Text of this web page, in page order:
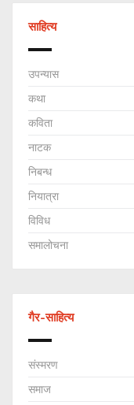
साहित्य
उपन्यास
कथा
कविता
नाटक
निबन्ध
नियात्रा
विविध
समालोचना
गैर-साहित्य
संस्मरण
समाज